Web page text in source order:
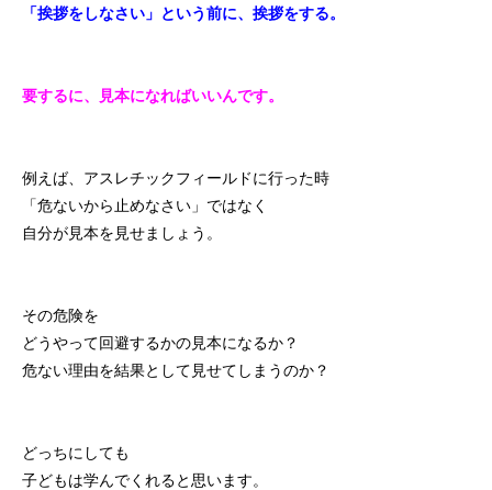
「挨拶をしなさい」という前に、挨拶をする。
要するに、見本になればいいんです。
例えば、アスレチックフィールドに行った時
「危ないから止めなさい」ではなく
自分が見本を見せましょう。
その危険を
どうやって回避するかの見本になるか？
危ない理由を結果として見せてしまうのか？
どっちにしても
子どもは学んでくれると思います。